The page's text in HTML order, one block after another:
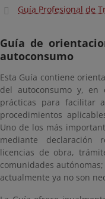
Guía Profesional de
Guía de
autoconsumo
Esta Guía contiene
del autoconsumo y, en
prácticas para facilitar
procedimientos
Uno de los más
mediante declaración
licencias de obra,
comunidades
actualmente ya no son